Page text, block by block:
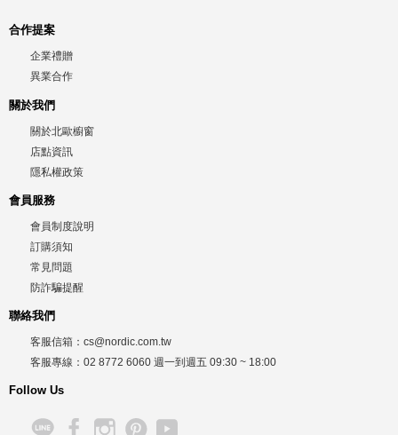
合作提案
企業禮贈
異業合作
關於我們
關於北歐櫥窗
店點資訊
隱私權政策
會員服務
會員制度說明
訂購須知
常見問題
防詐騙提醒
聯絡我們
客服信箱： cs@nordic.com.tw
客服專線： 02 8772 6060 週一到週五 09:30 ~ 18:00
Follow Us